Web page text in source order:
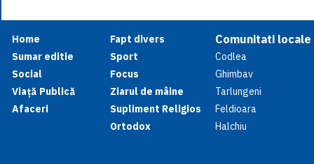
Home
Sumar editie
Social
Viață Publică
Afaceri
Fapt divers
Sport
Focus
Ziarul de mâine
Supliment Religios
Ortodox
Comunitati locale
Codlea
Ghimbav
Tarlungeni
Feldioara
Halchiu